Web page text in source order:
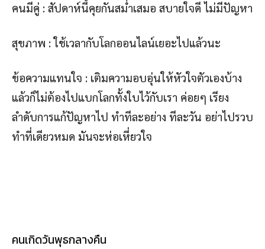
คนมีคู่ : สัปดาห์นี้คุยกันสม่ำเสมอ สบายใจดี ไม่มีปัญหา
สุขภาพ : ใช้เวลากับโลกออนไลน์เยอะไปแล้วนะ
ข้อความแทนใจ : เติมความอบอุ่นให้หัวใจตัวเองบ้าง
แล้วก็ไม่ต้องไปแบกโลกทั้งใบไว้กับเรา ค่อยๆ เรียง
ลำดับการแก้ปัญหาไป ทำทีละอย่าง ทีละวัน อย่าไปรวบ
ทำที่เดียวหมด มันจะห่อเหี่ยวใจ
คนเกิดวันพุธกลางคืน